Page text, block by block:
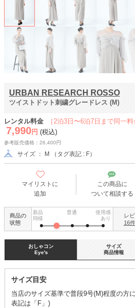
URBAN RESEARCH ROSSO
ツイストドット刺繍グレードレス (M)
［2泊3日〜6泊7日まで同一料
レンタル料金
7,990 円 (税込)
参考販売価格：26,400円
サイズ ： M （タグ表記 : F）
マイリストに
追加
この商品に
ついて相談する
商品の
状態
新品
同様
普通
使用感
あり
レ
16件
おしゃコン
Eye's
サイズ目安
当店のサイズ基準で普段9号(M)程度の方
表記は「F」)
サイズ
商品情報